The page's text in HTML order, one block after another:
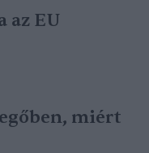
az EU
miért